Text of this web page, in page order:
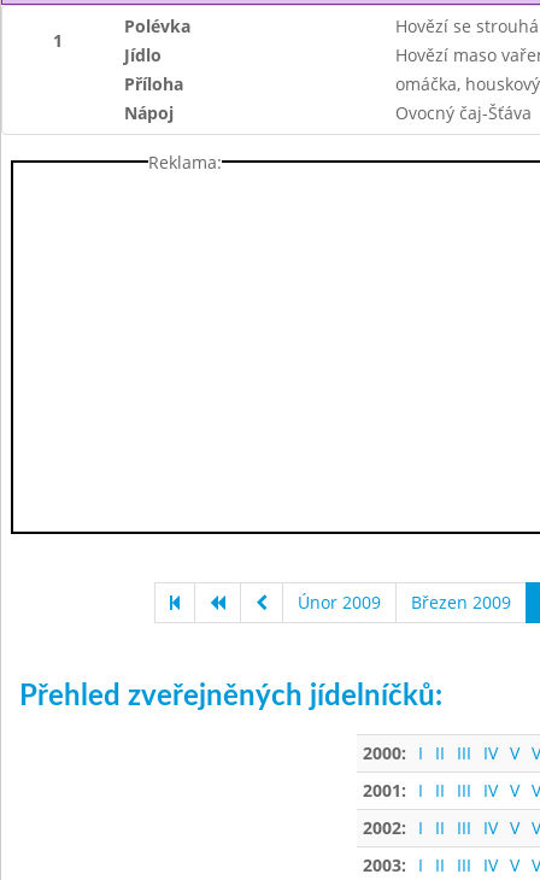
1
Polévka
Hovězí se
Jídlo
Hovězí maso
Příloha
omáčka,
Nápoj
Ovocný čaj-Šťáva
Reklama:
Únor 2009 Březen 2009
Přehled zveřejněných jídelníčků:
2000: I II III IV V
2001:
I II III IV V
2002:
I II III IV V
2003:
I II III IV V